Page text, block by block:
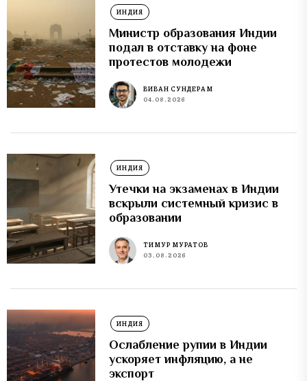
ИНДИЯ
Министр образования Индии
подал в отставку на фоне
протестов молодежи
ВИВАН СУНДЕРАМ
04.08.2026
ИНДИЯ
Утечки на экзаменах в Индии
вскрыли системный кризис в
образовании
ТИМУР МУРАТОВ
03.08.2026
ИНДИЯ
Ослабление рупии в Индии
ускоряет инфляцию, а не
экспорт